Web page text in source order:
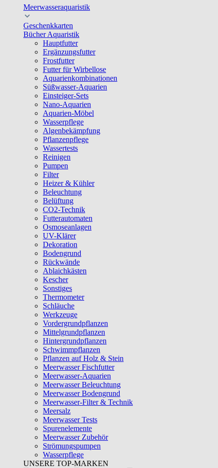
Meerwasseraquaristik
Geschenkkarten
Bücher Aquaristik
Hauptfutter
Ergänzungsfutter
Frostfutter
Futter für Wirbellose
Aquarienkombinationen
Süßwasser-Aquarien
Einsteiger-Sets
Nano-Aquarien
Aquarien-Möbel
Wasserpflege
Algenbekämpfung
Pflanzenpflege
Wassertests
Reinigen
Pumpen
Filter
Heizer & Kühler
Beleuchtung
Belüftung
CO2-Technik
Futterautomaten
Osmoseanlagen
UV-Klärer
Dekoration
Bodengrund
Rückwände
Ablaichkästen
Kescher
Sonstiges
Thermometer
Schläuche
Werkzeuge
Vordergrundpflanzen
Mittelgrundpflanzen
Hintergrundpflanzen
Schwimmpflanzen
Pflanzen auf Holz & Stein
Meerwasser Fischfutter
Meerwasser-Aquarien
Meerwasser Beleuchtung
Meerwasser Bodengrund
Meerwasser-Filter & Technik
Meersalz
Meerwasser Tests
Spurenelemente
Meerwasser Zubehör
Strömungspumpen
Wasserpflege
UNSERE TOP-MARKEN